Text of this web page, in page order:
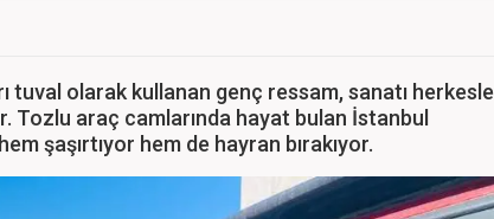
tuval olarak kullanan genç ressam, sanatı herkesle
Tozlu araç camlarında hayat bulan İstanbul
şaşırtıyor hem de hayran bırakıyor.